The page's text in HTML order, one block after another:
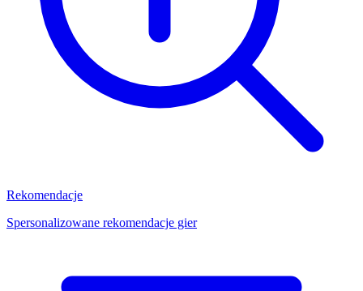
Rekomendacje
Spersonalizowane rekomendacje gier